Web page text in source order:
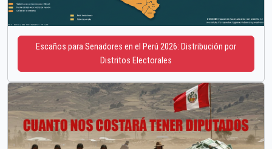
Escaños para Senadores en el Perú 2026: Distribución por
Distritos Electorales